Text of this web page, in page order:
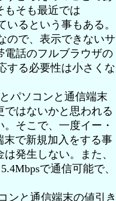
もそも最近では
いるという事もある。
ので、表示できないサ
電話のフルブラウザの
する必要性は小さくな
パソコンと通信端末
はないかと思われる
そこで、一度イー・
末で新規加入をする事
発生しない。また、
で通信可能で、
ンと通信端末の値引き